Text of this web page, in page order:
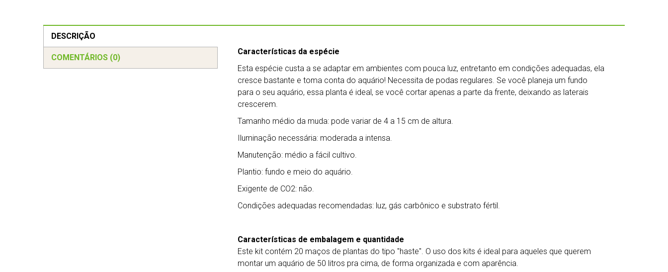
DESCRIÇÃO
COMENTÁRIOS (0)
Características da espécie
Esta espécie custa a se adaptar em ambientes com pouca luz, entretanto em condições adequadas, ela
cresce bastante e toma conta do aquário! Necessita de podas regulares. Se você planeja um fundo
para o seu aquário, essa planta é ideal, se você cortar apenas a parte da frente, deixando as laterais
crescerem.
Tamanho médio da muda: pode variar de 4 a 15 cm de altura.
Iluminação necessária: moderada a intensa.
Manutenção: médio a fácil cultivo.
Plantio: fundo e meio do aquário.
Exigente de CO2: não.
Condições adequadas recomendadas: luz, gás carbônico e substrato fértil.
Características de embalagem e quantidade
Este kit contém 20 maços de plantas do tipo "haste". O uso dos kits é ideal para aqueles que querem
montar um aquário de 50 litros pra cima, de forma organizada e com aparência.